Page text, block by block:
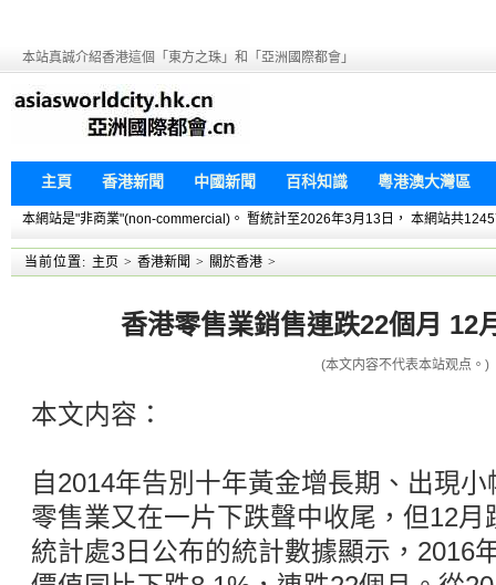
本站真誠介紹香港這個「東方之珠」和「亞洲國際都會」
主頁 香港新聞 中國新聞 百科知識 粵港澳大灣區
本網站是"非商業"(non-commercial)。 暫統計至2026年3月13日， 本網站共
当前位置: 主页 > 香港新聞 > 關於香港 >
香港零售業銷售連跌22個月 12
(本文内容不代表本站观点。)
本文内容：
自2014年告別十年黃金增長期、出現
零售業又在一片下跌聲中收尾，但12
統計處3日公布的統計數據顯示，2016